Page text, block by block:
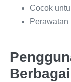
Cocok
Perawatan